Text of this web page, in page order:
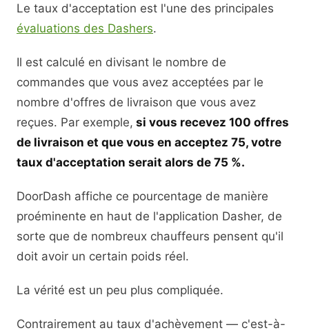
Le taux d'acceptation est l'une des principales
évaluations des Dashers.
Il est calculé en divisant le nombre de
commandes que vous avez acceptées par le
nombre d'offres de livraison que vous avez
reçues. Par exemple, si vous recevez 100 offres
de livraison et que vous en acceptez 75, votre
taux d'acceptation serait alors de 75 %.
DoorDash affiche ce pourcentage de manière
proéminente en haut de l'application Dasher, de
sorte que de nombreux chauffeurs pensent qu'il
doit avoir un certain poids réel.
La vérité est un peu plus compliquée.
Contrairement au taux d'achèvement — c'est-à-